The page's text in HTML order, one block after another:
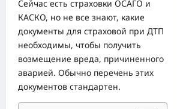
Сейчас есть страховки ОСАГО и
КАСКО, но не все знают, какие
документы для страховой при ДТП
необходимы, чтобы получить
возмещение вреда, причиненного
аварией. Обычно перечень этих
документов стандартен.